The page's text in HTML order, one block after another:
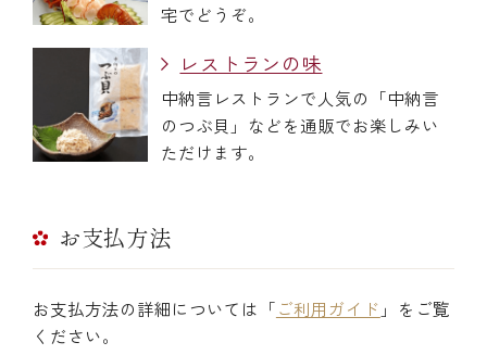
宅でどうぞ。
レストランの味
中納言レストランで人気の「中納言
のつぶ貝」などを通販でお楽しみい
ただけます。
お支払方法
お支払方法の詳細については「ご利用ガイド 」をご覧
ください。